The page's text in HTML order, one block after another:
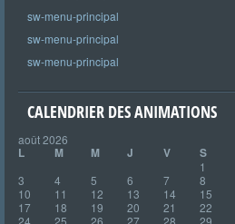
sw-menu-principal
sw-menu-principal
sw-menu-principal
CALENDRIER DES ANIMATIONS
août 2026
L M M J V S
1
3
4 5 6 7 8
10
11 12 13 14 15
17
18 19 20 21 22
24
25 26 27 28 29